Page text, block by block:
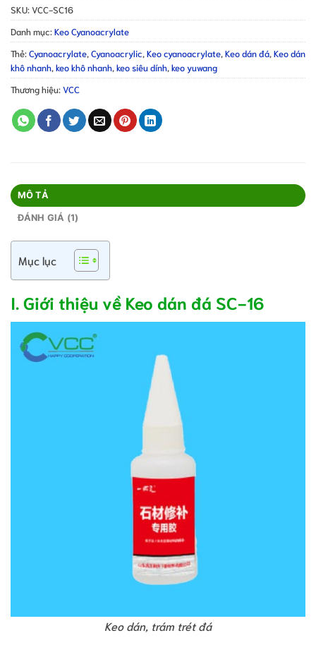
SKU:VCC-SC16
Danh mục:Keo Cyanoacrylate
Thẻ:Cyanoacrylate Cyanoacrylic Keo cyanoacrylate Keo dán đá Keo dán
khô nhanh keo khô nhanh keo siêu dính keo yuwang
Thương hiệu:VCC
MÔ TẢ
ĐÁNH GIÁ (1)
Mục lục
I. Giới thiệu về Keo dán đá SC-16
Keo dán, trám trét đá